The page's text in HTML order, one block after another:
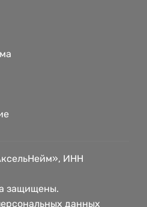
ИНН
защищены.
данных